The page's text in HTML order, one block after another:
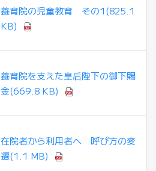
養育院の児童教育 その1(825.1
KB)
養育院を支えた皇后陛下の御下賜
金(669.8 KB)
在院者から利用者へ 呼び方の変
遷(1.1 MB)